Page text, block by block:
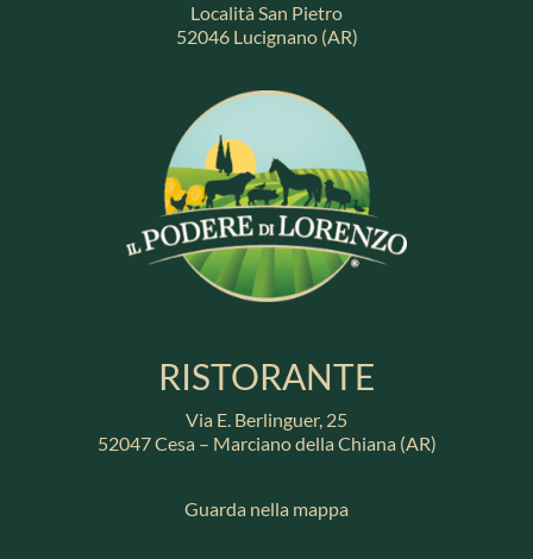
Località San Pietro
52046 Lucignano (AR)
RISTORANTE
Via E. Berlinguer, 25
52047 Cesa – Marciano della Chiana (AR)
Guarda nella mappa